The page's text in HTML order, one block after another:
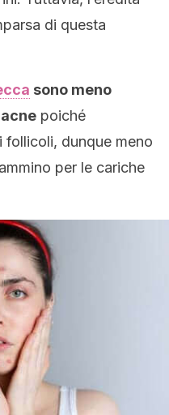
di questa
sono meno
poiché
follicoli, dunque meno
per le cariche